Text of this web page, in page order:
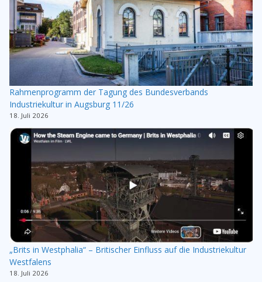
Rahmenprogramm der Tagung des Bundesverbands
Industriekultur in Augsburg 11/26
18. Juli 2026
„Brits in Westphalia“ – Britischer Einfluss auf die Industriekultur
Westfalens
18. Juli 2026